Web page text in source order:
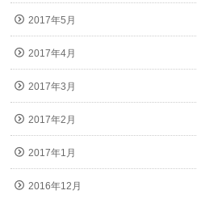
2017年5月
2017年4月
2017年3月
2017年2月
2017年1月
2016年12月